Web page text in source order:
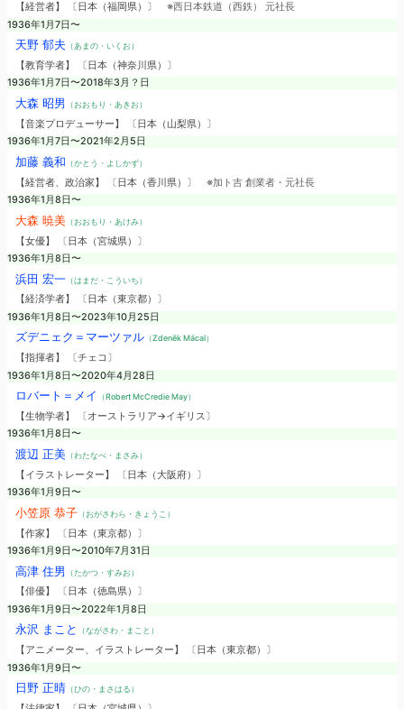
【経営者】 〔日本（福岡県）〕 ※西日本鉄道（西鉄） 元社長
1936年1月7日〜
天野 郁夫 （あまの・いくお）
【教育学者】 〔日本（神奈川県）〕
1936年1月7日〜2018年3月？日
大森 昭男 （おおもり・あきお）
【音楽プロデューサー】 〔日本（山梨県）〕
1936年1月7日〜2021年2月5日
加藤 義和 （かとう・よしかず）
【経営者、政治家】 〔日本（香川県）〕 ※加ト吉 創業者・元社長
1936年1月8日〜
大森 暁美（おおもり・あけみ）
【女優】 〔日本（宮城県）〕
1936年1月8日〜
浜田 宏一（はまだ・こういち）
【経済学者】 〔日本（東京都）〕
1936年1月8日〜2023年10月25日
ズデニェク＝マーツァル（Zdeněk Mácal）
【指揮者】 〔チェコ〕
1936年1月8日〜2020年4月28日
ロバート＝メイ （Robert McCredie May）
【生物学者】 〔オーストラリア→イギリス〕
1936年1月8日〜
渡辺 正美（わたなべ・まさみ）
【イラストレーター】 〔日本（大阪府）〕
1936年1月9日〜
小笠原 恭子（おがさわら・きょうこ）
【作家】 〔日本（東京都）〕
1936年1月9日〜2010年7月31日
高津 住男 （たかつ・すみお）
【俳優】 〔日本（徳島県）〕
1936年1月9日〜2022年1月8日
永沢 まこと （ながさわ・まこと）
【アニメーター、イラストレーター】 〔日本（東京都）〕
1936年1月9日〜
日野 正晴（ひの・まさはる）